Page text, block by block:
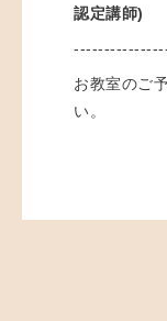
認定講師)
お教室のご
い。